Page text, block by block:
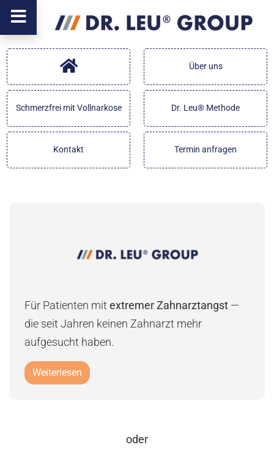
Über uns
Schmerzfrei mit Vollnarkose Dr. Leu® Methode
Kontakt Termin anfragen
Für Patienten mit extremer Zahnarztangst —
die seit Jahren keinen Zahnarzt mehr
aufgesucht haben.
Weiterlesen
oder